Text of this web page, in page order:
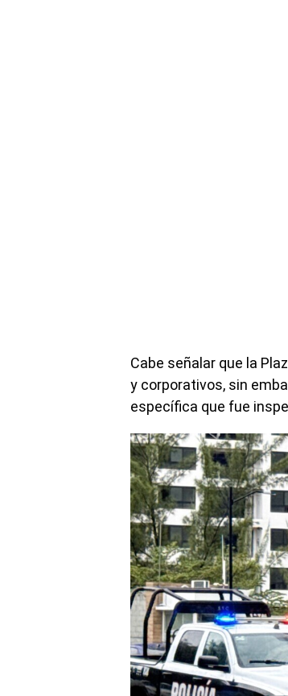
Cabe señalar que la
y corporativos, sin
específica que fue